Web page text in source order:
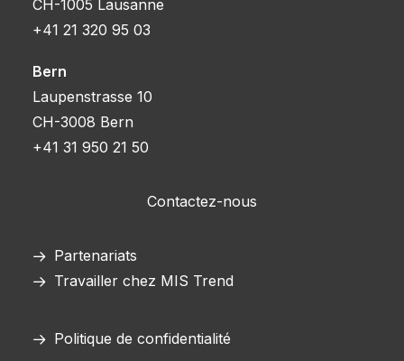
CH-1005 Lausanne
+41 21 320 95 03
Bern
Laupenstrasse 10
CH-3008 Bern
+41 31 950 21 50
Contactez-nous
Partenariats
Travailler chez MIS Trend
Politique de confidentialité